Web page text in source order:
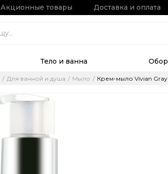
Акционные товары Доставка и оплата
Тело и ванна
Для ванной и душа Мыло Крем-мыло Vivian Gray